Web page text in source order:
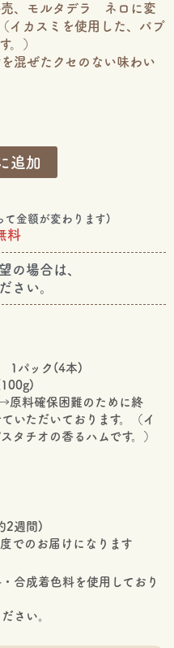
、モルタデラ ネロに変
イカスミを使用した、パプ
。）
混ぜたクセのない味わい
追加
て金額が変わります)
料
の場合は、
さい。
1パック(4本)
料確保困難のために終
いただいております。（イ
タチオの香るハムです。）
2週間)
でのお届けになります
合成着色料を使用しており
さい。